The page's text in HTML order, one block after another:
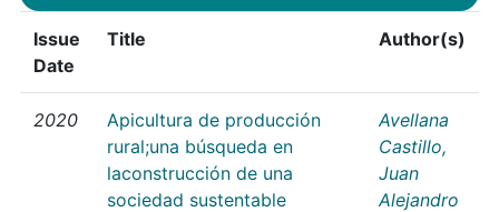
Issue
Date
Title Author(s)
2020
Apicultura de producción
rural;una búsqueda en
laconstrucción de una
sociedad sustentable
Avellana
Castillo,
Juan
Alejandro